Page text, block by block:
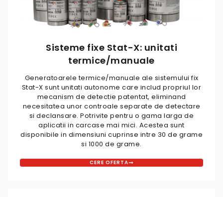
Sisteme fixe Stat-X: unitati
termice/manuale
Generatoarele termice/manuale ale sistemului fix
Stat-X sunt unitati autonome care includ propriul lor
mecanism de detectie patentat, eliminand
necesitatea unor controale separate de detectare
si declansare. Potrivite pentru o gama larga de
aplicatii in carcase mai mici. Acestea sunt
disponibile in dimensiuni cuprinse intre 30 de grame
si 1000 de grame.
CERE OFERTA